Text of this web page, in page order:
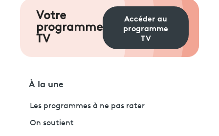
Votre
programme
TV
Accéder au
programme
TV
À la une
Les programmes à ne pas rater
On soutient